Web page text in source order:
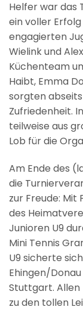
Helfer war das
ein voller
engagierten
Wielink und
Küchenteam
Haibt, Emma
sorgten
Zufriedenheit.
teilweise aus
Lob für die
Am Ende des
die
zur Freude: Mit
des
Junioren U9
Mini Tennis
U9 sicherte
Ehingen/
Stuttgart. Allen
zu den tollen